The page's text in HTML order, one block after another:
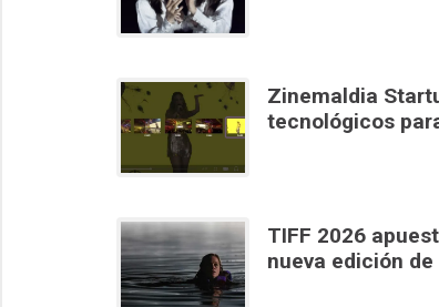
Zinemaldia
tecnológicos
TIFF 2026
nueva edición